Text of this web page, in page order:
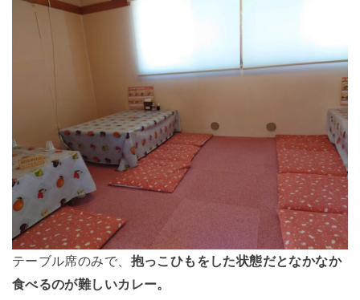
テーブル席のみで、 抱っこひもをした状態だとなかなか
食べるのが難しいカレー。